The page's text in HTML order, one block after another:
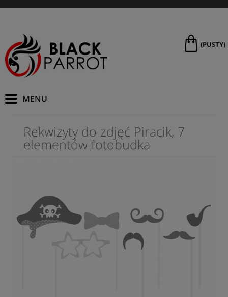
(PUSTY)
Rekwizyty do zdjęć Piracik, 7
elementów fotobudka